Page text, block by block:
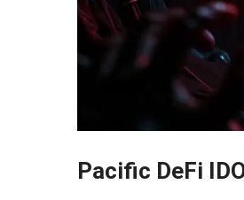
Pacific DeFi